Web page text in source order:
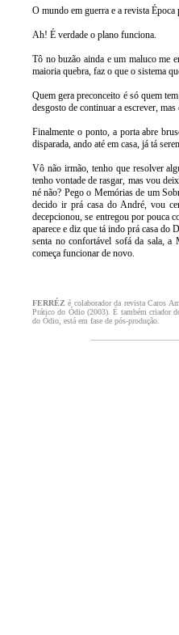
O mundo em guerra e a revista
Ah! É verdade o plano funciona.
Tô no buzão ainda e um maluco me
maioria quebra, faz o que o sistema
Quem gera preconceito é só quem
desgosto de continuar a escrever,
Finalmente o ponto, a porta abre
disparada, ando até em casa, já tá
Vô não irmão, tenho que resolver
tenho vontade de rasgar, mas vou
né não? Pego o Memórias de um
decido ir prá casa do André, vou
decepcionou, se entregou por pouca
aparece e diz que tá indo prá casa do
senta no confortável sofá da sala,
começa funcionar de novo.
FERRÉZé colaborador da revista Caros
Prático do Ódio (2003). É também criador
do Ódio, está em fase de pós-produção.